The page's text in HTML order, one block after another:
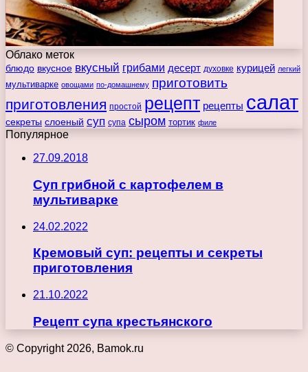
Облако меток
блюдо вкусное вкусный грибами десерт духовке курицей легкий
мультиварке овощами по-домашнему приготовить
приготовления простой рецепт рецепты салат
секреты слоеный суп супа сыром тортик филе
Популярное
27.09.2018
Суп грибной с картофелем в
мультиварке
24.02.2022
Кремовый суп: рецепты и секреты
приготовления
21.10.2022
Рецепт супа крестьянского
© Copyright 2026, Bamok.ru